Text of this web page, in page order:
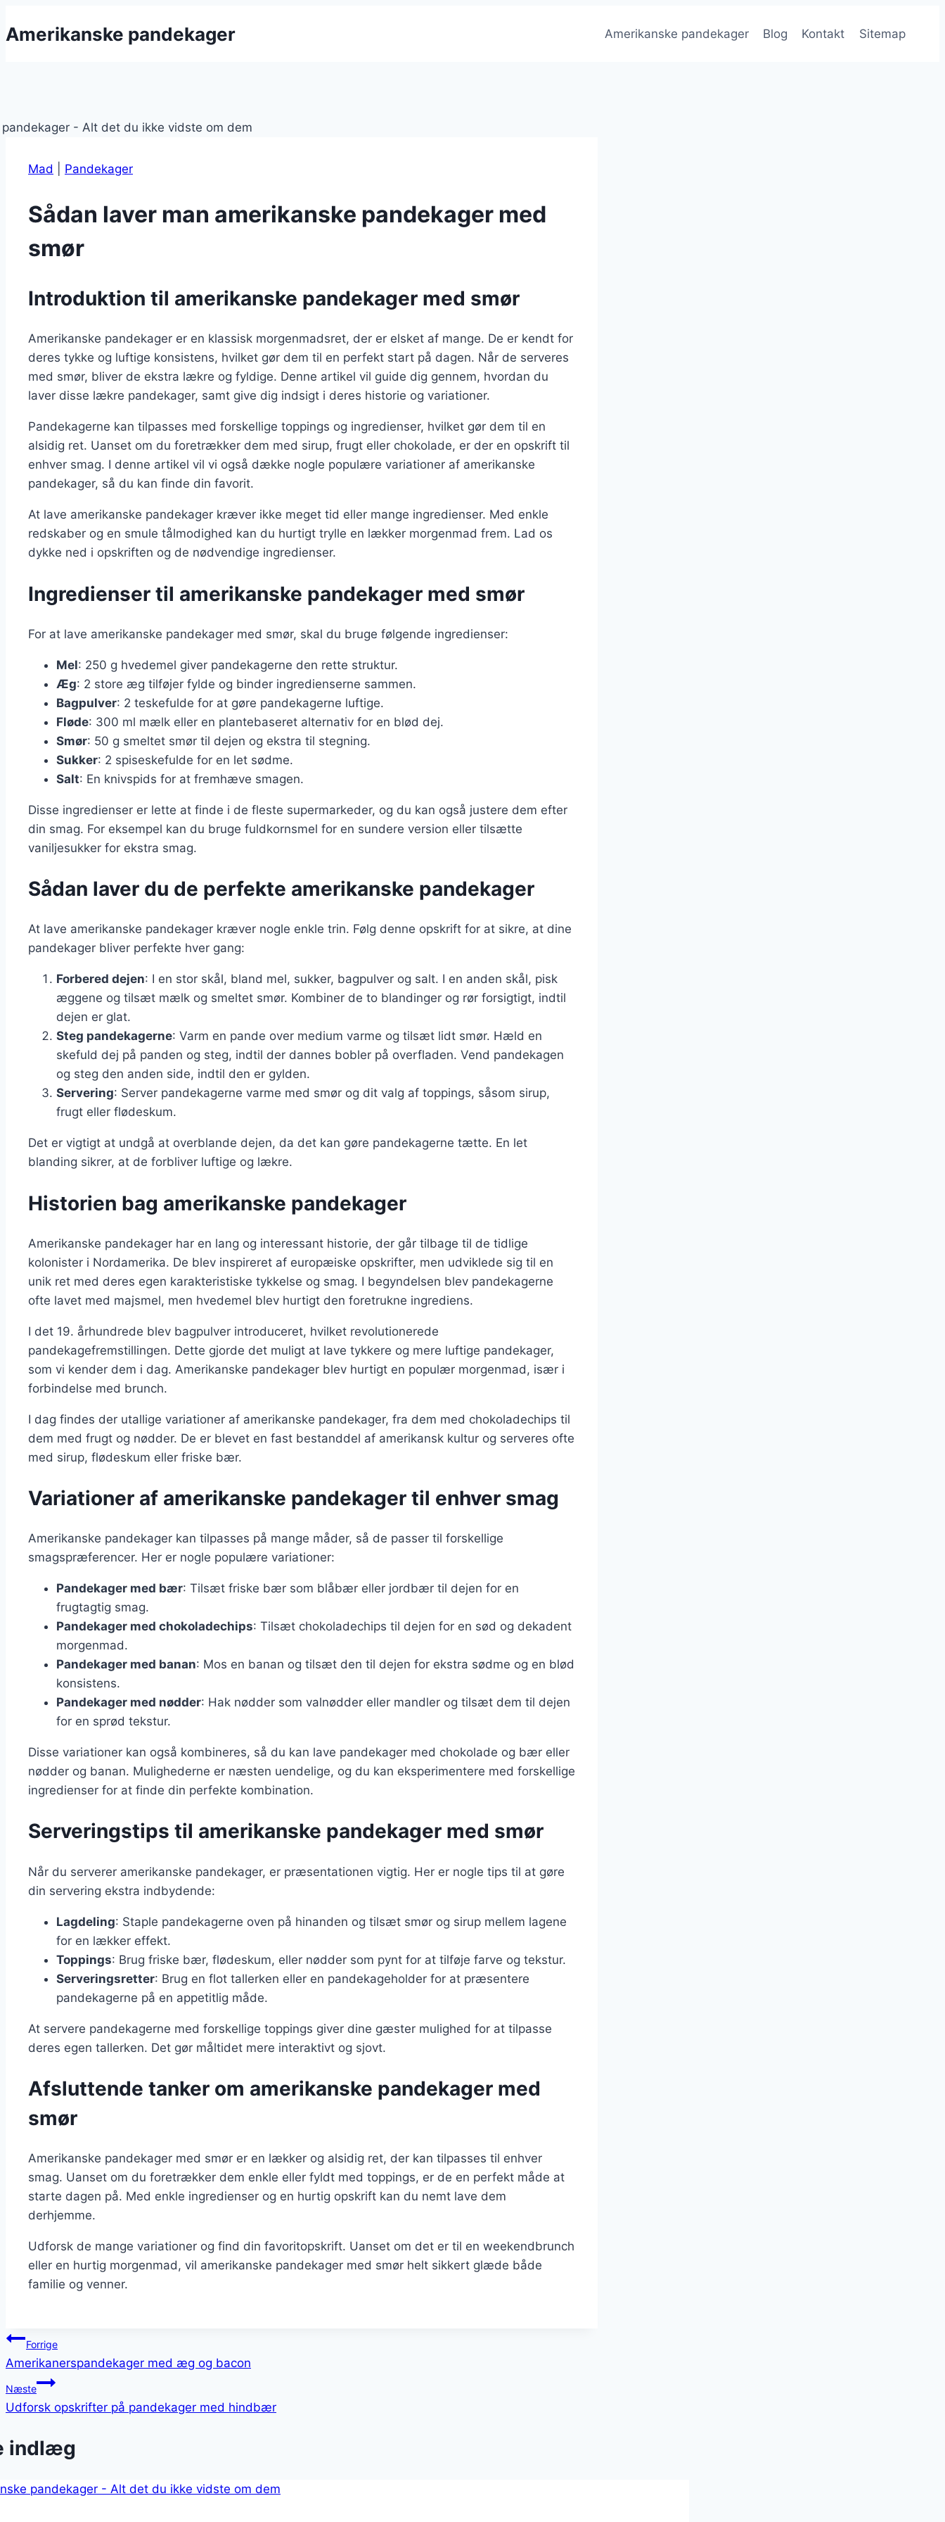
til
Amerikanske pandekager Amerikanske pandekager Blog Kontakt Sitemap
Mad Pandekager
Sådan laver man amerikanske pandekager med
smør
Introduktion til amerikanske pandekager med smør
Amerikanske pandekager er en klassisk morgenmadsret, der er elsket af mange. De er kendt for
deres tykke og luftige konsistens, hvilket gør dem til en perfekt start på dagen. Når de serveres
med smør, bliver de ekstra lækre og fyldige. Denne artikel vil guide dig gennem, hvordan du
laver disse lækre pandekager, samt give dig indsigt i deres historie og variationer.
Pandekagerne kan tilpasses med forskellige toppings og ingredienser, hvilket gør dem til en
alsidig ret. Uanset om du foretrækker dem med sirup, frugt eller chokolade, er der en opskrift til
enhver smag. I denne artikel vil vi også dække nogle populære variationer af amerikanske
pandekager, så du kan finde din favorit.
At lave amerikanske pandekager kræver ikke meget tid eller mange ingredienser. Med enkle
redskaber og en smule tålmodighed kan du hurtigt trylle en lækker morgenmad frem. Lad os
dykke ned i opskriften og de nødvendige ingredienser.
Ingredienser til amerikanske pandekager med smør
For at lave amerikanske pandekager med smør, skal du bruge følgende ingredienser:
Mel: 250 g hvedemel giver pandekagerne den rette struktur.
Æg: 2 store æg tilføjer fylde og binder ingredienserne sammen.
Bagpulver: 2 teskefulde for at gøre pandekagerne luftige.
Fløde: 300 ml mælk eller en plantebaseret alternativ for en blød dej.
Smør: 50 g smeltet smør til dejen og ekstra til stegning.
Sukker: 2 spiseskefulde for en let sødme.
Salt: En knivspids for at fremhæve smagen.
Disse ingredienser er lette at finde i de fleste supermarkeder, og du kan også justere dem efter
din smag. For eksempel kan du bruge fuldkornsmel for en sundere version eller tilsætte
vaniljesukker for ekstra smag.
Sådan laver du de perfekte amerikanske pandekager
At lave amerikanske pandekager kræver nogle enkle trin. Følg denne opskrift for at sikre, at dine
pandekager bliver perfekte hver gang:
Forbered dejen: I en stor skål, bland mel, sukker, bagpulver og salt. I en anden skål, pisk
æggene og tilsæt mælk og smeltet smør. Kombiner de to blandinger og rør forsigtigt, indtil
dejen er glat.
Steg pandekagerne: Varm en pande over medium varme og tilsæt lidt smør. Hæld en
skefuld dej på panden og steg, indtil der dannes bobler på overfladen. Vend pandekagen
og steg den anden side, indtil den er gylden.
Servering: Server pandekagerne varme med smør og dit valg af toppings, såsom sirup,
frugt eller flødeskum.
Det er vigtigt at undgå at overblande dejen, da det kan gøre pandekagerne tætte. En let
blanding sikrer, at de forbliver luftige og lækre.
Historien bag amerikanske pandekager
Amerikanske pandekager har en lang og interessant historie, der går tilbage til de tidlige
kolonister i Nordamerika. De blev inspireret af europæiske opskrifter, men udviklede sig til en
unik ret med deres egen karakteristiske tykkelse og smag. I begyndelsen blev pandekagerne
ofte lavet med majsmel, men hvedemel blev hurtigt den foretrukne ingrediens.
I det 19. århundrede blev bagpulver introduceret, hvilket revolutionerede
pandekagefremstillingen. Dette gjorde det muligt at lave tykkere og mere luftige pandekager,
som vi kender dem i dag. Amerikanske pandekager blev hurtigt en populær morgenmad, især i
forbindelse med brunch.
I dag findes der utallige variationer af amerikanske pandekager, fra dem med chokoladechips til
dem med frugt og nødder. De er blevet en fast bestanddel af amerikansk kultur og serveres ofte
med sirup, flødeskum eller friske bær.
Variationer af amerikanske pandekager til enhver smag
Amerikanske pandekager kan tilpasses på mange måder, så de passer til forskellige
smagspræferencer. Her er nogle populære variationer:
Pandekager med bær: Tilsæt friske bær som blåbær eller jordbær til dejen for en
frugtagtig smag.
Pandekager med chokoladechips: Tilsæt chokoladechips til dejen for en sød og dekadent
morgenmad.
Pandekager med banan: Mos en banan og tilsæt den til dejen for ekstra sødme og en blød
konsistens.
Pandekager med nødder: Hak nødder som valnødder eller mandler og tilsæt dem til dejen
for en sprød tekstur.
Disse variationer kan også kombineres, så du kan lave pandekager med chokolade og bær eller
nødder og banan. Mulighederne er næsten uendelige, og du kan eksperimentere med forskellige
ingredienser for at finde din perfekte kombination.
Serveringstips til amerikanske pandekager med smør
Når du serverer amerikanske pandekager, er præsentationen vigtig. Her er nogle tips til at gøre
din servering ekstra indbydende:
Lagdeling: Staple pandekagerne oven på hinanden og tilsæt smør og sirup mellem lagene
for en lækker effekt.
Toppings: Brug friske bær, flødeskum, eller nødder som pynt for at tilføje farve og tekstur.
Serveringsretter: Brug en flot tallerken eller en pandekageholder for at præsentere
pandekagerne på en appetitlig måde.
At servere pandekagerne med forskellige toppings giver dine gæster mulighed for at tilpasse
deres egen tallerken. Det gør måltidet mere interaktivt og sjovt.
Afsluttende tanker om amerikanske pandekager med
smør
Amerikanske pandekager med smør er en lækker og alsidig ret, der kan tilpasses til enhver
smag. Uanset om du foretrækker dem enkle eller fyldt med toppings, er de en perfekt måde at
starte dagen på. Med enkle ingredienser og en hurtig opskrift kan du nemt lave dem
derhjemme.
Udforsk de mange variationer og find din favoritopskrift. Uanset om det er til en weekendbrunch
eller en hurtig morgenmad, vil amerikanske pandekager med smør helt sikkert glæde både
familie og venner.
Indlægsnavigation
Forrige
Amerikanerspandekager med æg og bacon
Næste
Udforsk opskrifter på pandekager med hindbær
indlæg